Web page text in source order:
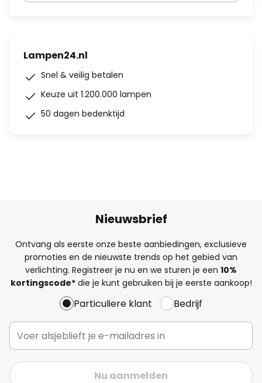
Lampen24.nl
Snel & veilig betalen
Keuze uit 1.200.000 lampen
50 dagen bedenktijd
Nieuwsbrief
Ontvang als eerste onze beste aanbiedingen, exclusieve
promoties en de nieuwste trends op het gebied van
verlichting. Registreer je nu en we sturen je een 10%
kortingscode*die je kunt gebruiken bij je eerste aankoop!
Particuliere klant Bedrijf
Nu aanmelden